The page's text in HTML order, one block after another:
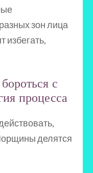
зон лица
избегать,
с
процесса
делятся